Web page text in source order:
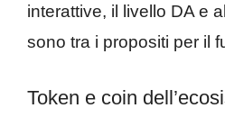
interattive, il livello DA e
sono tra i propositi per il
Token e coin